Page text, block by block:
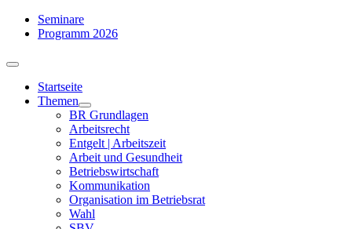
Zum
Inhalt
Seminare
Programm 2026
Toggle
NavigationStartseite
Themen
BR Grundlagen
Arbeits­recht
Entgelt | Arbeitszeit
Arbeit und Gesundheit
Betriebswirtschaft
Kommuni­kation
Organisation im Betriebsrat
Wahl